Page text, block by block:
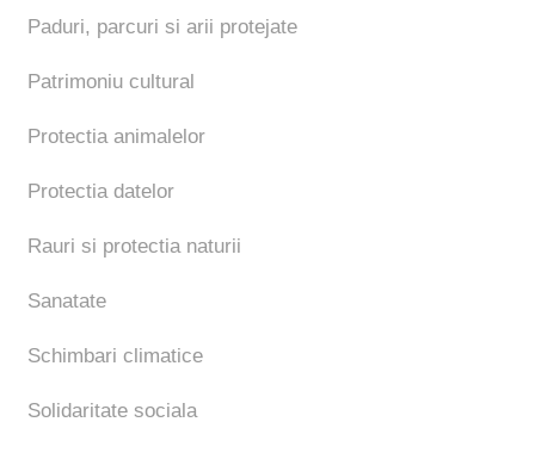
Paduri, parcuri si arii protejate
Patrimoniu cultural
Protectia animalelor
Protectia datelor
Rauri si protectia naturii
Sanatate
Schimbari climatice
Solidaritate sociala